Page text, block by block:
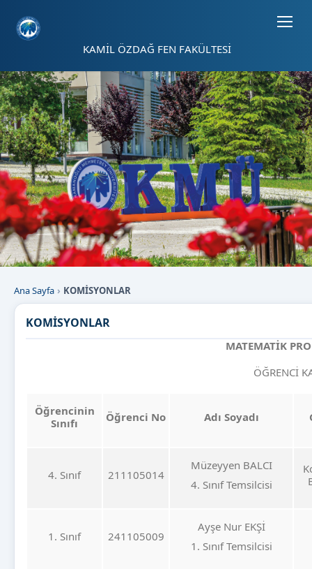
KAMİL ÖZDAĞ FEN FAKÜLTESİ
Ana Sayfa KOMİSYONLAR
KOMİSYONLAR
MATEMATİK
ÖĞRENCİ
Öğrencinin
Sınıfı
Öğrenci No Adı Soyadı
4. Sınıf 211105014
Müzeyyen BALCI
4. Sınıf Temsilcisi
1. Sınıf 241105009
Ayşe Nur EKŞİ
1. Sınıf Temsilcisi